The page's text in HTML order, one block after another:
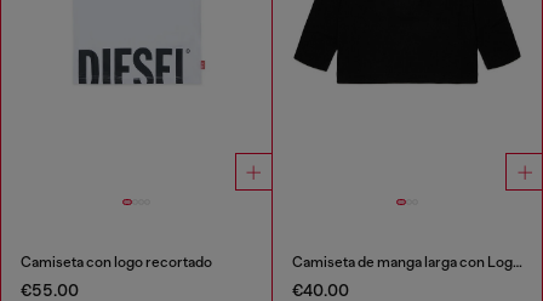
Camiseta con logo recortado
€55.00
Camiseta de manga larga con Logo Oval D
€40.00